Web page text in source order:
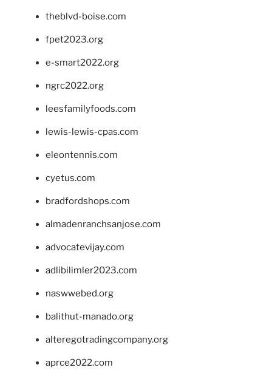
theblvd-boise.com
fpet2023.org
e-smart2022.org
ngrc2022.org
leesfamilyfoods.com
lewis-lewis-cpas.com
eleontennis.com
cyetus.com
bradfordshops.com
almadenranchsanjose.com
advocatevijay.com
adlibilimler2023.com
naswwebed.org
balithut-manado.org
alteregotradingcompany.org
aprce2022.com